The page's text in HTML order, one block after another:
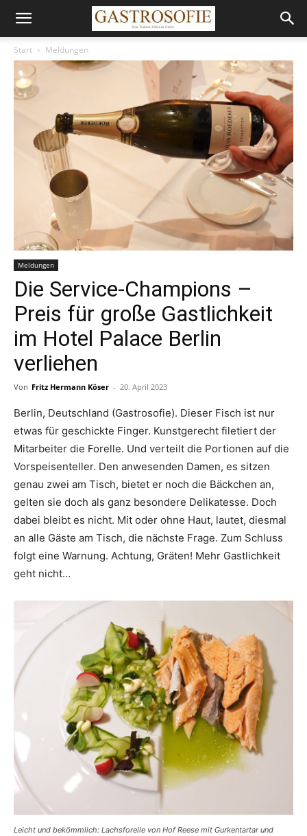
Start Meldungen
Meldungen
Die Service-Champions –
Preis für große Gastlichkeit
im Hotel Palace Berlin
verliehen
Von Fritz Hermann Köser - 20. April 2023
Berlin, Deutschland (Gastrosofie). Dieser Fisch ist nur
etwas für geschickte Finger. Kunstgerecht filetiert der
Mitarbeiter die Forelle. Und verteilt die Portionen auf die
Vorspeisenteller. Den anwesenden Damen, es sitzen
genau zwei am Tisch, bietet er noch die Bäckchen an,
gelten sie doch als ganz besondere Delikatesse. Doch
dabei bleibt es nicht. Mit oder ohne Haut, lautet, diesmal
an alle Gäste am Tisch, die nächste Frage. Zum Schluss
folgt eine Warnung. Achtung, Gräten! Mehr Gastlichkeit
geht nicht…
Leicht und bekömmlich: Lachsforelle von Hof Reese mit Gurkentartar und